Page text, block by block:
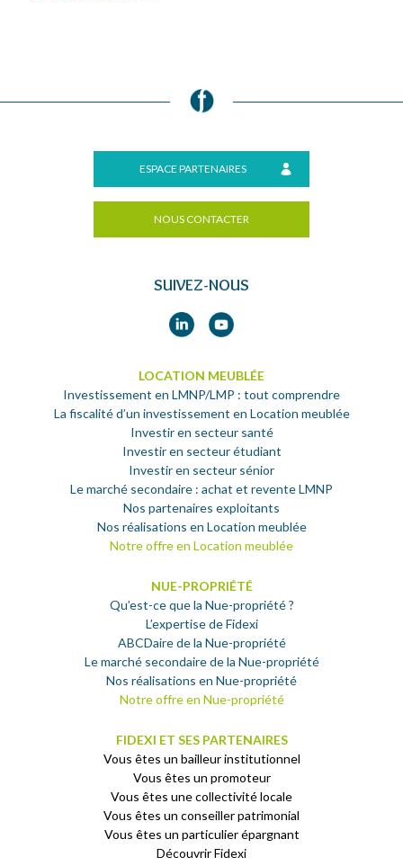
ESPACE PARTENAIRES
NOUS CONTACTER
SUIVEZ-NOUS
LOCATION MEUBLÉE
Investissement en LMNP/LMP : tout comprendre
La fiscalité d’un investissement en Location meublée
Investir en secteur santé
Investir en secteur étudiant
Investir en secteur sénior
Le marché secondaire : achat et revente LMNP
Nos partenaires exploitants
Nos réalisations en Location meublée
Notre offre en Location meublée
NUE-PROPRIÉTÉ
Qu’est-ce que la Nue-propriété ?
L’expertise de Fidexi
ABCDaire de la Nue-propriété
Le marché secondaire de la Nue-propriété
Nos réalisations en Nue-propriété
Notre offre en Nue-propriété
FIDEXI ET SES PARTENAIRES
Vous êtes un bailleur institutionnel
Vous êtes un promoteur
Vous êtes une collectivité locale
Vous êtes un conseiller patrimonial
Vous êtes un particulier épargnant
Découvrir Fidexi